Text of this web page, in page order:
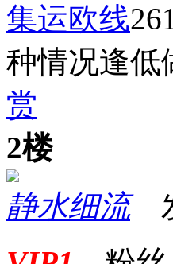
集运欧线
种情况逢低
赏
2楼
静水细流发